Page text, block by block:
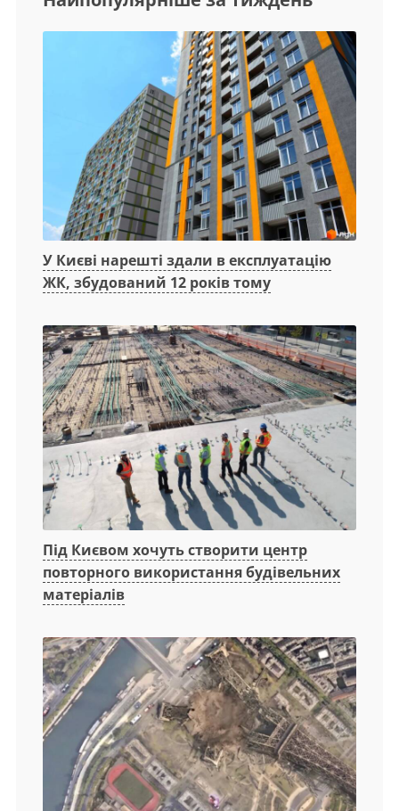
У Києві нарешті здали в експлуатацію
ЖК, збудований 12 років тому
Під Києвом хочуть створити центр
повторного використання будівельних
матеріалів